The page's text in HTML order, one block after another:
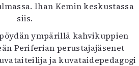
Ihan Kemin keskustassa
siis.
ympärillä kahvikuppien
Periferian perustajajäsenet
ja kuvataidepedagogi